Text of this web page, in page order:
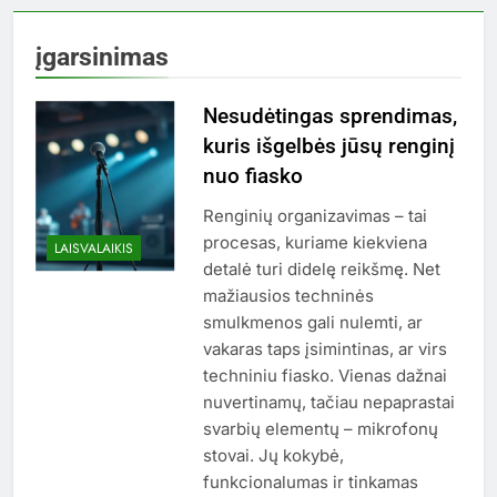
įgarsinimas
LAISVALAIKIS
Nesudėtingas sprendimas,
kuris išgelbės jūsų renginį
nuo fiasko
Renginių organizavimas – tai
procesas, kuriame kiekviena
detalė turi didelę reikšmę. Net
mažiausios techninės
smulkmenos gali nulemti, ar
vakaras taps įsimintinas, ar virs
techniniu fiasko. Vienas dažnai
nuvertinamų, tačiau nepaprastai
svarbių elementų – mikrofonų
stovai. Jų kokybė,
funkcionalumas ir tinkamas